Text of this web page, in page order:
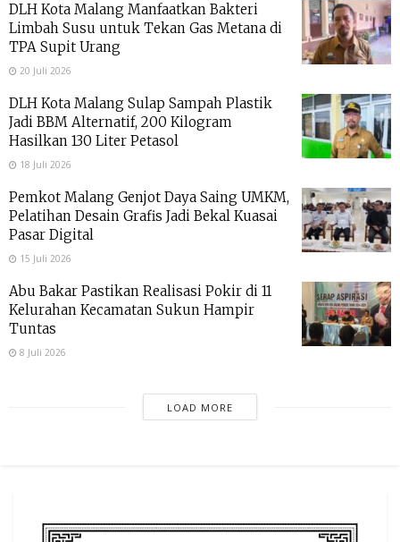
DLH Kota Malang Manfaatkan Bakteri
Limbah Susu untuk Tekan Gas Metana di
TPA Supit Urang
20 Juli 2026
DLH Kota Malang Sulap Sampah Plastik
Jadi BBM Alternatif, 200 Kilogram
Hasilkan 130 Liter Petasol
18 Juli 2026
Pemkot Malang Genjot Daya Saing UMKM,
Pelatihan Desain Grafis Jadi Bekal Kuasai
Pasar Digital
15 Juli 2026
Abu Bakar Pastikan Realisasi Pokir di 11
Kelurahan Kecamatan Sukun Hampir
Tuntas
8 Juli 2026
LOAD MORE